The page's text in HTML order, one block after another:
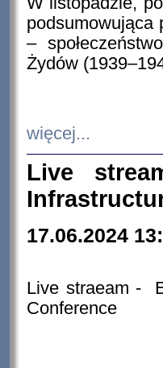
podsumowująca
–
Żydów
więcej...
Live
17.06.2024
Live straeam -
Conference